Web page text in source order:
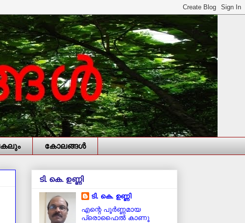
കോലങ്ങള്‍
ടി. കെ. ഉണ്ണി
ടി. കെ. ഉണ്ണി
എന്റെ പൂര്‍ണ്ണമായ
പ്രൊഫൈൽ കാണൂ